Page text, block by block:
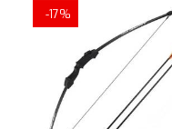
-17%